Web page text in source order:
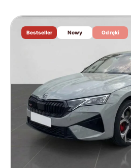
Bestseller Nowy Od ręki